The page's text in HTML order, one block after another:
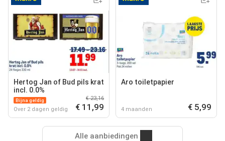
Hertog Jan of Bud pils krat
incl. 0.0%
Bijna geldig
Over 2 dagen geldig
€ 23,16
€ 11,99
Aro toiletpapier
4 maanden € 5,99
Alle aanbiedingen